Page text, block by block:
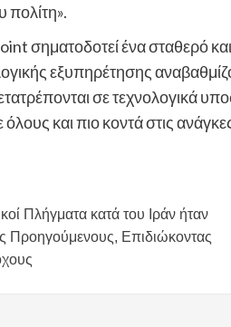
πολίτη».
σηματοδοτεί ένα σταθερό
εξυπηρέτησης
σε τεχνολογικά
και πιο κοντά στις
Πλήγματα κατά του Ιράν ήταν
Προηγούμενους, Επιδιώκοντας